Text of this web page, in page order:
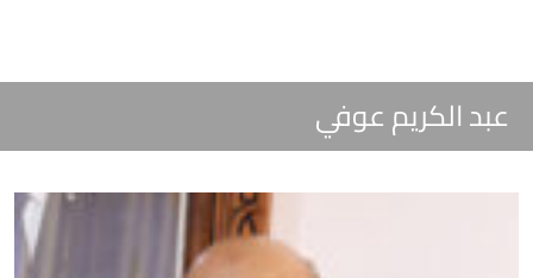
عبد الكريم عوفي